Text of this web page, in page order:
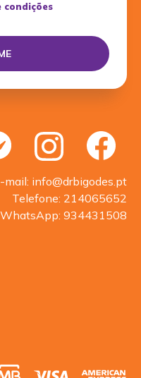
condições
mail: info@drbigodes.pt
Telefone: 214065652
WhatsApp: 934431508